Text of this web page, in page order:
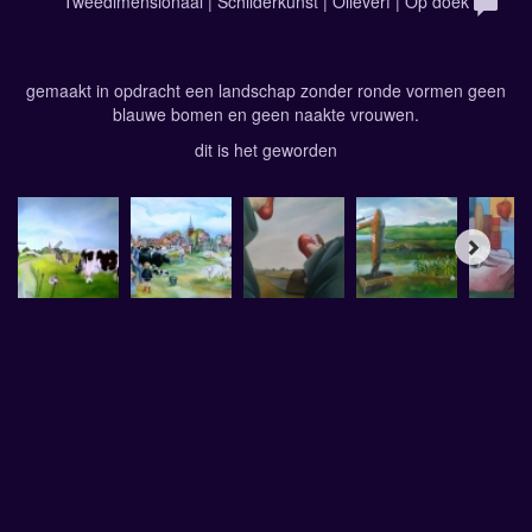
gemaakt in opdracht een landschap zonder ronde vormen geen
blauwe bomen en geen naakte vrouwen.
dit is het geworden